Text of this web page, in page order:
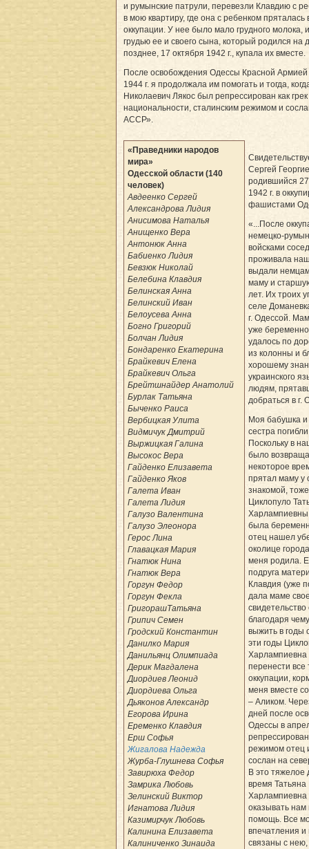
и румынские патрули, перевезли Клавдию с
в мою квартиру, где она с ребенком пряталась
оккупации. У нее было мало грудного молока,
грудью ее и своего сына, который родился на
позднее, 17 октября 1942 г., купала их вместе.
После освобождения Одес­сы Красной
1944 г. я продолжала им помогать и тогда,
Николаевич Лякос был репрессирован как
национальности, сталинским режимом и
АССР».
«Праведники народов
мира»
Одесской области (140
человек)
Авдеенко Сергей
Александрова Лидия
Анисимова Наталья
Анищенко Вера
Антонюк Анна
Бабиенко Лидия
Бевзюк Николай
Белебина Клавдия
Белинская Анна
Белинский Иван
Белоусева Анна
Богно Григорий
Болчан Лидия
Бондаренко Екатерина
Брайкевич Елена
Брайкевич Ольга
Брейтшнайдер Анатолий
Бурлак Татьяна
Быченко Раиса
Вербицкая Улита
Видмичук Дмитрий
Выржицкая Галина
Высокос Вера
Гайденко Елизавета
Гайденко Яков
Галета Иван
Галета Лидия
Галузо Валентина
Галузо Элеонора
Герос Лина
Главацкая Мария
Гнатюк Нина
Гнатюк Вера
Горгун Федор
Горгун Фекла
ГригорашТатьяна
Грипич Семен
Гродский Константин
Данилко Мария
Данильянц Олимпиада
Дерик Магдалена
Диордиев Леонид
Диордиева Ольга
Дьяконов Александр
Егорова Ирина
Еременко Клавдия
Ерш Софья
Жигалова Надежда
Журба-Глушнева Софья
Завирюха Федор
Замрика Любовь
Зелинский Виктор
Игнатова Лидия
Казимирчук Любовь
Калинина Елизавета
Калиниченко Зинаида
Сергей
родившийся
1942 г. в
фашистами
«...После
немецко-
войсками
проживала
выдали
маму и
лет. Их троих
селе
г. Одессой.
уже
удалось по
из колонны и
хорошему
украинского
людям,
добраться в г.
Моя бабушка и
сестра погибли
Поскольку в
было
некоторое
прятал маму у
знакомой,
Циклопуло
была
отец нашел
околице
меня родила.
подруга
Клавдия (уже
дала маме
благодаря
выжить в годы
эти годы
Харлампиевна
перенести все
оккупации,
меня вместе
– Аликом.
дней после
Одессы в
режимом отец
сослан на
В это тяжелое
время Татьяна
оказывать нам
помощь. Все
впечатления
связаны с